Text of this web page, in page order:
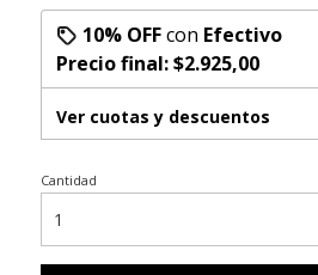
10% OFFcon Efectivo
Precio final:$2.925,00
Ver cuotas y descuentos
Cantidad